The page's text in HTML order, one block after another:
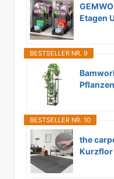
Etagen
BESTSELLER NR. 9
BESTSELLER NR. 10
the
Kurzflor